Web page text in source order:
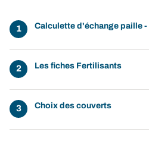
Calculette d'échange paille -
Les fiches Fertilisants
Choix des couverts